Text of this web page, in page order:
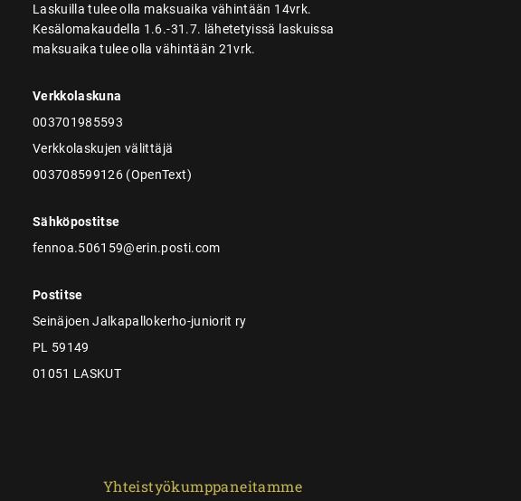
Laskuilla tulee olla maksuaika vähintään 14vrk.
Kesälomakaudella 1.6.-31.7. lähetetyissä laskuissa
maksuaika tulee olla vähintään 21vrk.
Verkkolaskuna
003701985593
Verkkolaskujen välittäjä
003708599126 (OpenText)
Sähköpostitse
fennoa.506159@erin.posti.com
Postitse
Seinäjoen Jalkapallokerho-juniorit ry
PL 59149
01051 LASKUT
Yhteistyökumppaneitamme